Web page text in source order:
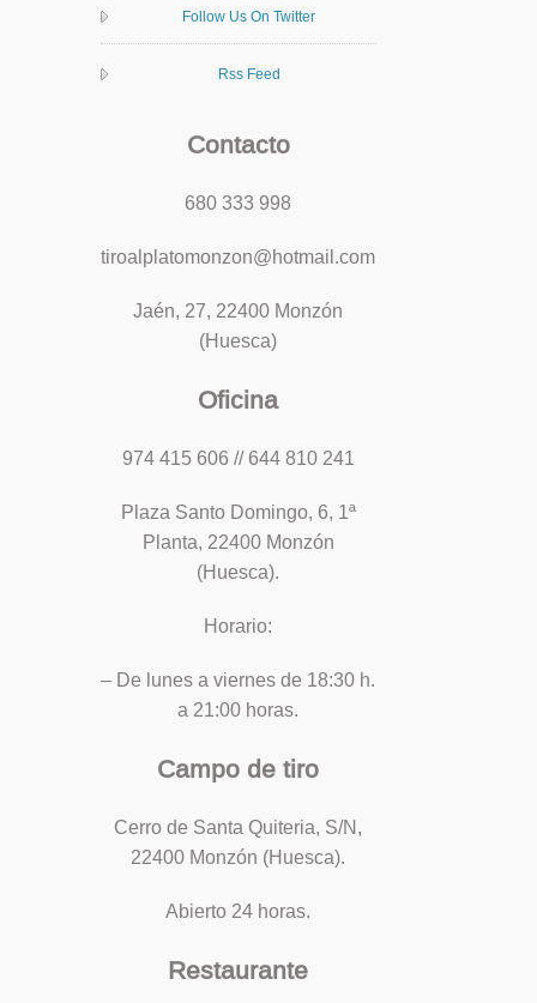
Follow Us On Twitter
Rss Feed
Contacto
680 333 998
tiroalplatomonzon@hotmail.com
Jaén, 27, 22400 Monzón
(Huesca)
Oficina
974 415 606 // 644 810 241
Plaza Santo Domingo, 6, 1ª
Planta, 22400 Monzón
(Huesca).
Horario:
– De lunes a viernes de 18:30 h.
a 21:00 horas.
Campo de tiro
Cerro de Santa Quiteria, S/N,
22400 Monzón (Huesca).
Abierto 24 horas.
Restaurante